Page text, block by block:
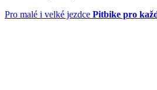
Pro malé i velké jezdce Pitbike pro